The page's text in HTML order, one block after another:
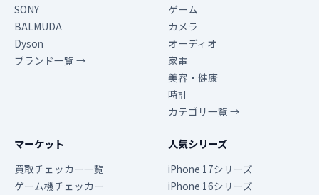
SONY
BALMUDA
Dyson
ブランド一覧 →
ゲーム
カメラ
オーディオ
家電
美容・健康
時計
カテゴリ一覧 →
マーケット
買取チェッカー一覧
ゲーム機チェッカー
人気シリーズ
iPhone 17シリーズ
iPhone 16シリーズ